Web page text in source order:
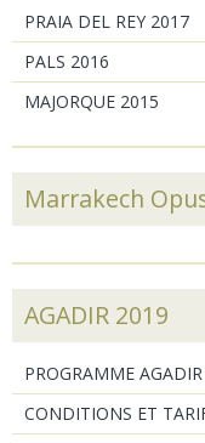
PRAIA DEL REY 2017
PALS 2016
MAJORQUE 2015
Marrakech
AGADIR 2019
PROGRAMME
CONDITIONS ET